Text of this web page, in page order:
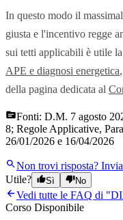
In questo modo il
giusta e l'incentivo regge
sui tetti applicabili è utile
APE e diagnosi energetica
della pagina dedicata al
Fonti: D.M. 7 agosto
8; Regole Applicative,
26/01/2026 e 16/04/2026
Non trovi risposta?
Utile?
Sì No
Vedi tutte le FAQ di "
Corso Disponibile